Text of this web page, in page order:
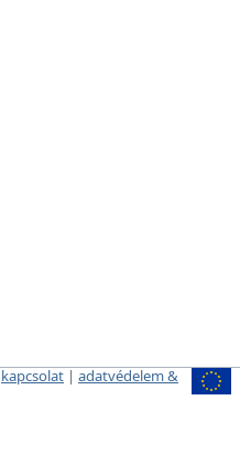
kapcsolat | adatvédelem &